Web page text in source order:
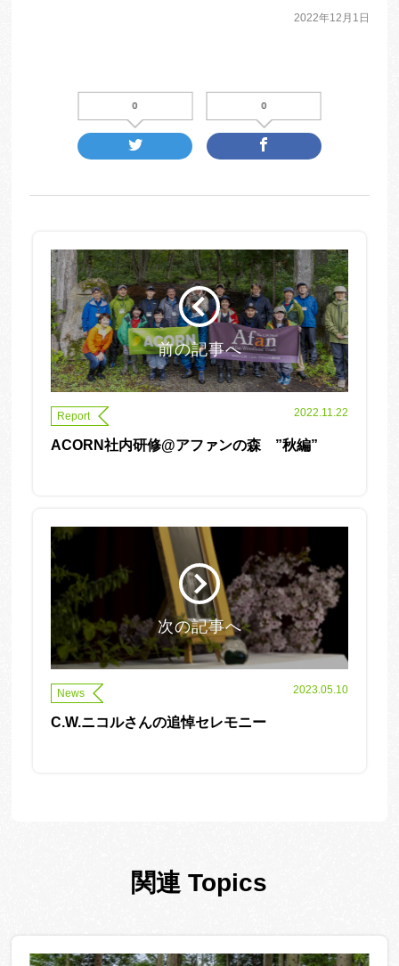
2022年12月1日
0 0
前の記事へ
Report 2022.11.22
ACORN社内研修@アファンの森 ”秋編”
次の記事へ
News 2023.05.10
C.W.ニコルさんの追悼セレモニー
関連 Topics